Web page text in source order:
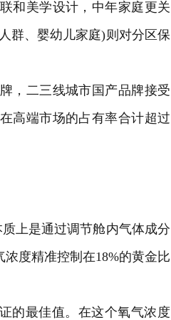
美学设计，中年家庭更关
群、婴幼儿家庭)则对分区保
二三线城市国产品牌接受
高端市场的占有率合计超过
上是通过调节舱内气体成分
度精准控制在18%的黄金比
最佳值。在这个氧气浓度